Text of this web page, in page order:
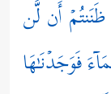
أَن لَّن
فَوَجَدۡنَـٰهَا